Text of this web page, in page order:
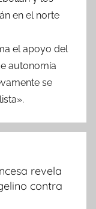
en el norte
el apoyo del
autonomía
se
revela
contra